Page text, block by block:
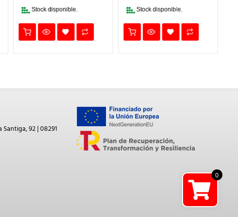
Stock disponible. Stock disponible.
92 | 08291
0